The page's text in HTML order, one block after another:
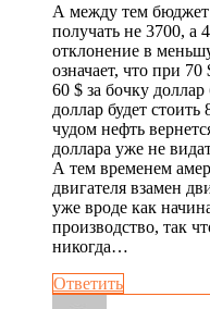
А между тем бюджет
получать не 3700, а
отклонение в
означает, что при
60 $ за бочку
доллар будет
чудом нефть
доллара уже не
А тем временем
двигателя взамен
уже вроде как
производство, так
никогда…
Ответить